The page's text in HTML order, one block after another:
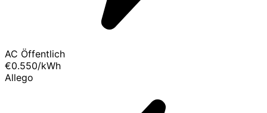
AC Öffentlich
€0.550/kWh
Allego